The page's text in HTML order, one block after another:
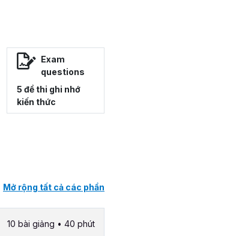
Exam
questions
5 đề thi ghi nhớ
kiến thức
Mở rộng tất cả các phần
10 bài giảng • 40 phút